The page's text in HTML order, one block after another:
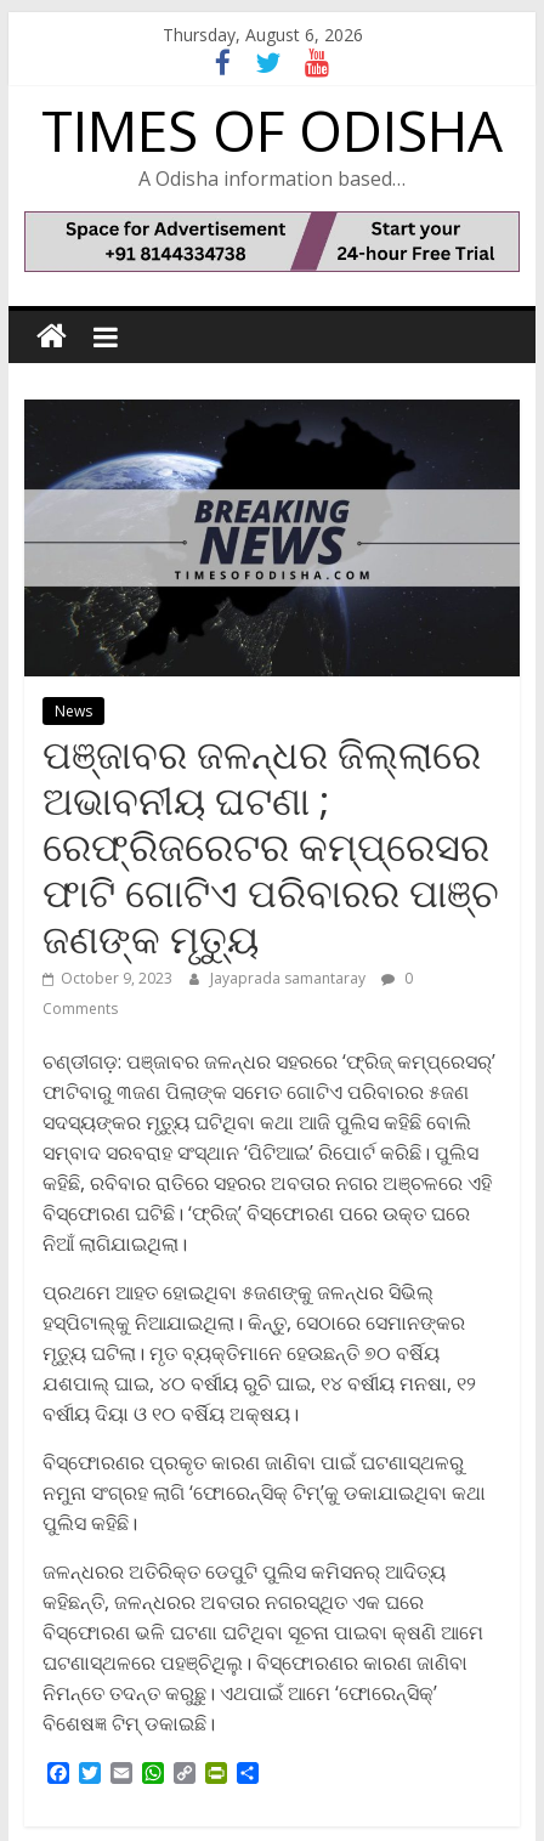
Thursday, August 6, 2026
TIMES OF ODISHA
A Odisha information based…
News
ପଞ୍ଜାବର ଜଳନ୍ଧର ଜିଲ୍ଲାରେ
ଅଭାବନୀୟ ଘଟଣା ;
ରେଫ୍ରିଜରେଟର କମ୍ପ୍ରେସର
ଫାଟି ଗୋଟିଏ ପରିବାରର ପାଞ୍ଚ
ଜଣଙ୍କ ମୃତ୍ୟୁ
October 9, 2023 Jayaprada samantaray
0
Comments
ଚଣ୍ଡୀଗଡ଼: ପଞ୍ଜାବର ଜଳନ୍ଧର ସହରରେ ‘ଫ୍ରିଜ୍‌ କମ୍ପ୍ରେସର୍‌’
ଫାଟିବାରୁ ୩ଜଣ ପିଲାଙ୍କ ସମେତ ଗୋଟିଏ ପରିବାରର ୫ଜଣ
ସଦସ୍ୟଙ୍କର ମୃତ୍ୟୁ ଘଟିଥିବା କଥା ଆଜି ପୁଲିସ କହିଛି ବୋଲି
ସମ୍ବାଦ ସରବରାହ ସଂସ୍ଥାନ ‘ପିଟିଆଇ’ ରିପୋର୍ଟ କରିଛି। ପୁଲିସ
କହିଛି, ରବିବାର ରାତିରେ ସହରର ଅବତାର ନଗର ଅଞ୍ଚଳରେ ଏହି
ବିସ୍ଫୋରଣ ଘଟିଛି। ‘ଫ୍ରିଜ୍‌’ ବିସ୍ଫୋରଣ ପରେ ଉକ୍ତ ଘରେ
ନିଆଁ ଲାଗିଯାଇଥିଲା।
ପ୍ରଥମେ ଆହତ ହୋଇଥିବା ୫ଜଣଙ୍କୁ ଜଳନ୍ଧର ସିଭିଲ୍‌
ହସ୍ପିଟାଲ୍‌କୁ ନିଆଯାଇଥିଲା। କିନ୍ତୁ, ସେଠାରେ ସେମାନଙ୍କର
ମୃତ୍ୟୁ ଘଟିଲା। ମୃତ ବ୍ୟକ୍ତିମାନେ ହେଉଛନ୍ତି ୭୦ ବର୍ଷିୟ
ଯଶପାଲ୍‌ ଘାଇ, ୪୦ ବର୍ଷୀୟ ରୁଚି ଘାଇ, ୧୪ ବର୍ଷୀୟ ମନଷା, ୧୨
ବର୍ଷୀୟ ଦିୟା ଓ ୧୦ ବର୍ଷିୟ ଅକ୍ଷୟ।
ବିସ୍ଫୋରଣର ପ୍ରକୃତ କାରଣ ଜାଣିବା ପାଇଁ ଘଟଣାସ୍ଥଳରୁ
ନମୁନା ସଂଗ୍ରହ ଲାଗି ‘ଫୋରେନ୍‌ସିକ୍‌ ଟିମ୍‌’କୁ ଡକାଯାଇଥିବା କଥା
ପୁଲିସ କହିଛି।
ଜଳନ୍ଧରର ଅତିରିକ୍ତ ଡେପୁଟି ପୁଲିସ କମିସନର୍‌ ଆଦିତ୍ୟ
କହିଛନ୍ତି, ଜଳନ୍ଧରର ଅବତାର ନଗରସ୍ଥିତ ଏକ ଘରେ
ବିସ୍ଫୋରଣ ଭଳି ଘଟଣା ଘଟିଥିବା ସୂଚନା ପାଇବା କ୍ଷଣି ଆମେ
ଘଟଣାସ୍ଥଳରେ ପହଞ୍ଚିଥିଲୁ। ବିସ୍ଫୋରଣର କାରଣ ଜାଣିବା
ନିମନ୍ତେ ତଦନ୍ତ କରୁଛୁ। ଏଥପାଇଁ ଆମେ ‘ଫୋରେନ୍‌ସିକ୍‌’
ବିଶେଷଜ୍ଞ ଟିମ୍‌ ଡକାଇଛି।
F
T
E
W C
P
S